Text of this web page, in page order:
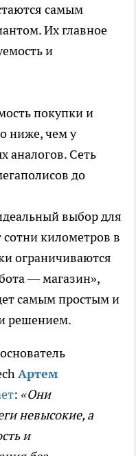
самым
Их главное
и
покупки и
ниже, чем у
аналогов. Сеть
до
выбор для
сотни километров в
ограничиваются
— магазин»,
самым простым и
решением.
Артем
: «Они
невысокие, а
и